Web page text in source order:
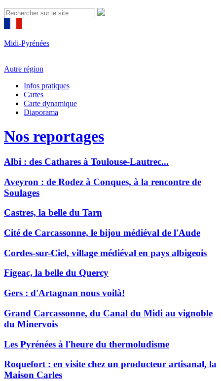
Midi-Pyrénées
Autre région
Infos pratiques
Cartes
Carte dynamique
Diaporama
Nos reportages
Albi : des Cathares à Toulouse-Lautrec...
Aveyron : de Rodez à Conques, à la rencontre de
Soulages
Castres, la belle du Tarn
Cité de Carcassonne, le bijou médiéval de l'Aude
Cordes-sur-Ciel, village médiéval en pays albigeois
Figeac, la belle du Quercy
Gers : d'Artagnan nous voilà!
Grand Carcassonne, du Canal du Midi au vignoble
du Minervois
Les Pyrénées à l'heure du thermoludisme
Roquefort : en visite chez un producteur artisanal, la
Maison Carles